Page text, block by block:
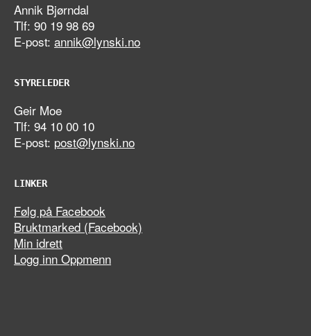
Annik Bjørndal
Tlf: 90 19 98 69
E-post: annik@lynski.no
STYRELEDER
Geir Moe
Tlf: 94 10 00 10
E-post: post@lynski.no
LINKER
Følg på Facebook
Bruktmarked (Facebook)
Min idrett
Logg inn Oppmenn